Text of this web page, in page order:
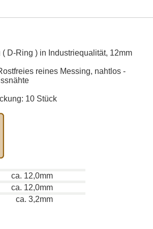
( D-Ring ) in Industriequalität, 12mm
reines Messing, nahtlos -
10 Stück
ca. 12,0mm
ca. 12,0mm
ca. 3,2mm